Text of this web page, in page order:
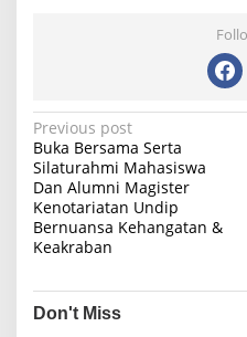
P
o
s
t
n
a
v
Previous post
Buka Bersama Serta
Silaturahmi Mahasiswa
Dan Alumni Magister
Kenotariatan Undip
Bernuansa Kehangatan &
Keakraban
Don't Miss